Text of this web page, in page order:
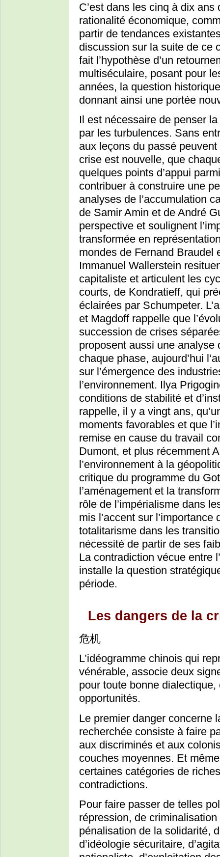
C’est dans les cinq à dix
rationalité économique,
partir de tendances
discussion sur la suite de ce
fait l’hypothèse d’un
multiséculaire, posant pour
années, la question
donnant ainsi une portée
Il est nécessaire de penser
par les turbulences. Sans
aux leçons du passé
crise est nouvelle, que
quelques points d’appui
contribuer à construire une
analyses de l’accumulation
de Samir Amin et de André
perspective et soulignent
transformée en
mondes de Fernand Braudel
Immanuel Wallerstein
capitaliste et articulent les
courts, de Kondratieff, qui
éclairées par Schumpeter.
et Magdoff rappelle que
succession de crises
proposent aussi une analyse
chaque phase, aujourd’hui
sur l’émergence des
l’environnement. Ilya
conditions de stabilité et
rappelle, il y a vingt ans,
moments favorables et que
remise en cause du travail
Dumont, et plus récemment
l’environnement à la
critique du programme du
l’aménagement et la
rôle de l’impérialisme dans
mis l’accent sur
totalitarisme dans les
nécessité de partir de ses
La contradiction vécue entre
installe la question
période.
Les dangers de la
危机
L’idéogramme chinois qui
vénérable, associe deux
pour toute bonne
opportunités.
Le premier danger concerne
recherchée consiste à faire
aux discriminés et aux
couches moyennes. Et
certaines catégories de
contradictions.
Pour faire passer de telles
répression, de
pénalisation de la solidarité,
d’idéologie sécuritaire,